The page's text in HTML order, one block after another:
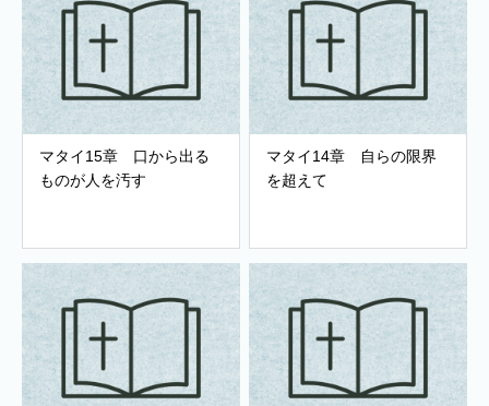
マタイ15章 口から出る
ものが人を汚す
マタイ14章 自らの限界
を超えて